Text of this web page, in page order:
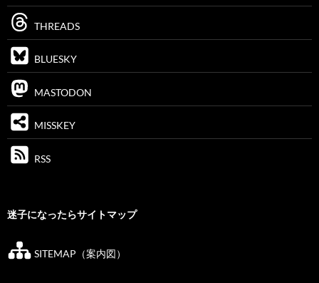
THREADS
BLUESKY
MASTODON
MISSKEY
RSS
迷子になったらサイトマップ
SITEMAP（案内図）